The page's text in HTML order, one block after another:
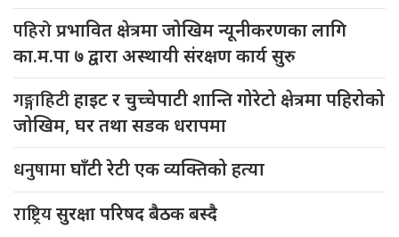
पहिरोप्रभावित क्षेत्रमा जोखिम न्यूनीकरणका लागि
का.म.पा ७ द्वारा अस्थायी संरक्षण कार्य सुरु
गङ्गाहिटीहाइट र चुच्चेपाटी शान्ति गोरेटो क्षेत्रमा पहिरोको
जोखिम, घर तथा सडक धरापमा
धनुषामाघाँटी रेटी एक व्यक्तिको हत्या
राष्ट्रियसुरक्षा परिषद बैठक बस्दै